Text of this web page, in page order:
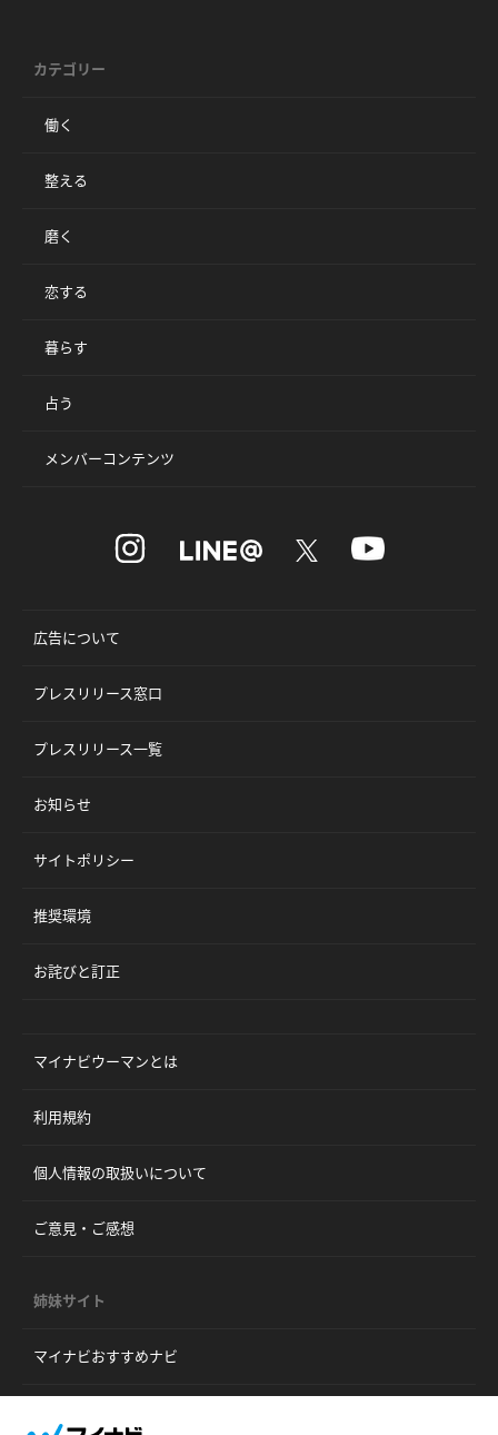
カテゴリー
働く
整える
磨く
恋する
暮らす
占う
メンバーコンテンツ
広告について
プレスリリース窓口
プレスリリース一覧
お知らせ
サイトポリシー
推奨環境
お詫びと訂正
マイナビウーマンとは
利用規約
個人情報の取扱いについて
ご意見・ご感想
姉妹サイト
マイナビおすすめナビ